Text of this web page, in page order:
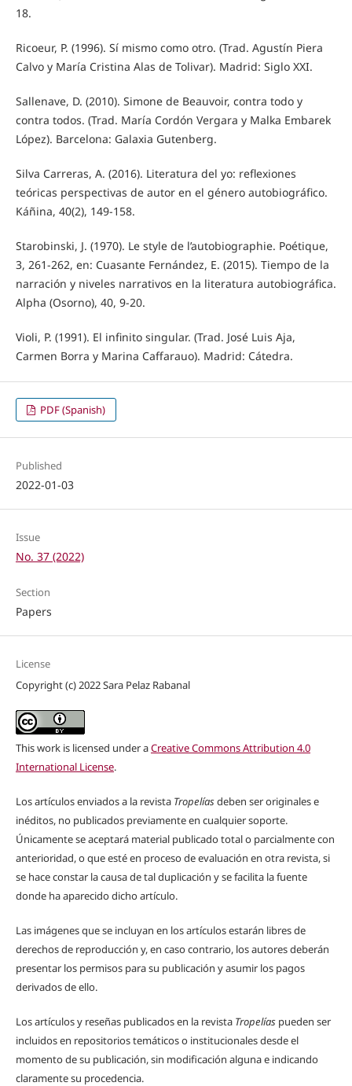
18.
Ricoeur, P. (1996). Sí mismo como otro. (Trad. Agustín Piera
Calvo y María Cristina Alas de Tolivar). Madrid: Siglo XXI.
Sallenave, D. (2010). Simone de Beauvoir, contra todo y
contra todos. (Trad. María Cordón Vergara y Malka Embarek
López). Barcelona: Galaxia Gutenberg.
Silva Carreras, A. (2016). Literatura del yo: reflexiones
teóricas perspectivas de autor en el género autobiográfico.
Káñina, 40(2), 149-158.
Starobinski, J. (1970). Le style de l’autobiographie. Poétique,
3, 261-262, en: Cuasante Fernández, E. (2015). Tiempo de la
narración y niveles narrativos en la literatura autobiográfica.
Alpha (Osorno), 40, 9-20.
Violi, P. (1991). El infinito singular. (Trad. José Luis Aja,
Carmen Borra y Marina Caffarauo). Madrid: Cátedra.
PDF (Spanish)
Published
2022-01-03
Issue
No. 37 (2022)
Section
Papers
License
Copyright (c) 2022 Sara Pelaz Rabanal
This work is licensed under aCreative Commons Attribution 4.0
International License.
Los artículos enviados a la revista Tropelíasdeben ser originales e
inéditos, no publicados previamente en cualquier soporte.
Únicamente se aceptará material publicado total o parcialmente con
anterioridad, o que esté en proceso de evaluación en otra revista, si
se hace constar la causa de tal duplicación y se facilita la fuente
donde ha aparecido dicho artículo.
Las imágenes que se incluyan en los artículos estarán libres de
derechos de reproducción y, en caso contrario, los autores deberán
presentar los permisos para su publicación y asumir los pagos
derivados de ello.
Los artículos y reseñas publicados en la revista Tropelíaspueden ser
incluidos en repositorios temáticos o institucionales desde el
momento de su publicación, sin modificación alguna e indicando
claramente su procedencia.